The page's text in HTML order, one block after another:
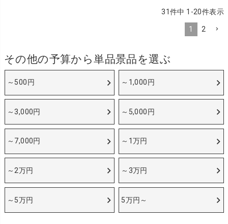
31件中 1 -20件表示
1 2
その他の予算から単品景品を選ぶ
～500円 ～1,000円
～3,000円 ～5,000円
～7,000円 ～1万円
～2万円 ～3万円
～5万円 5万円～